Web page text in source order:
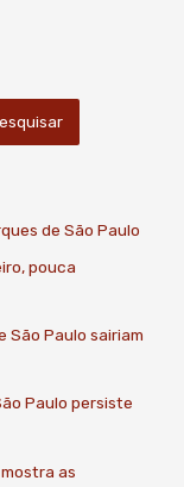
de São Paulo
pouca
São Paulo sairiam
Paulo persiste
as